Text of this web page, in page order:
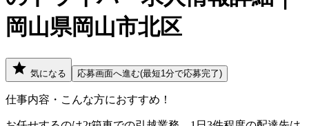
岡山県岡山市北区
気になる 応募画面へ進む(最短1分で応募完了)
仕事内容・こんな方におすすめ！